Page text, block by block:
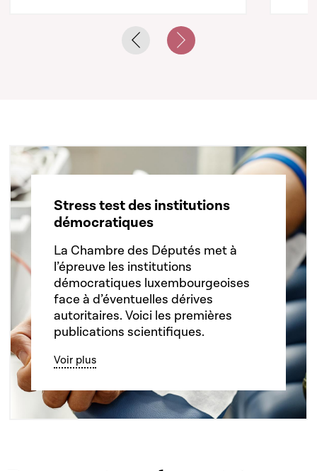
Previous slideNext slide
Stress test des institutions
démocratiques
La Chambre des Députés met à
l’épreuve les institutions
démocratiques luxembourgeoises
face à d’éventuelles dérives
autoritaires. Voici les premières
publications scientifiques.
Voir plus